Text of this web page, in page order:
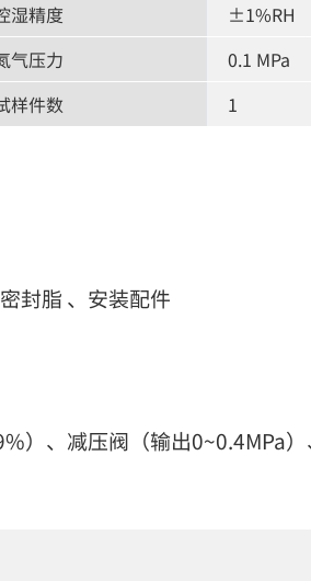
湿精度
±1%RH
气压力
0.1 MPa
样件数
1
封脂 、安装配件
）、减压阀（输出0~0.4MPa